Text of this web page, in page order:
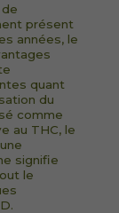
présent
années, le
quant
du
comme
au THC, le
signifie
le